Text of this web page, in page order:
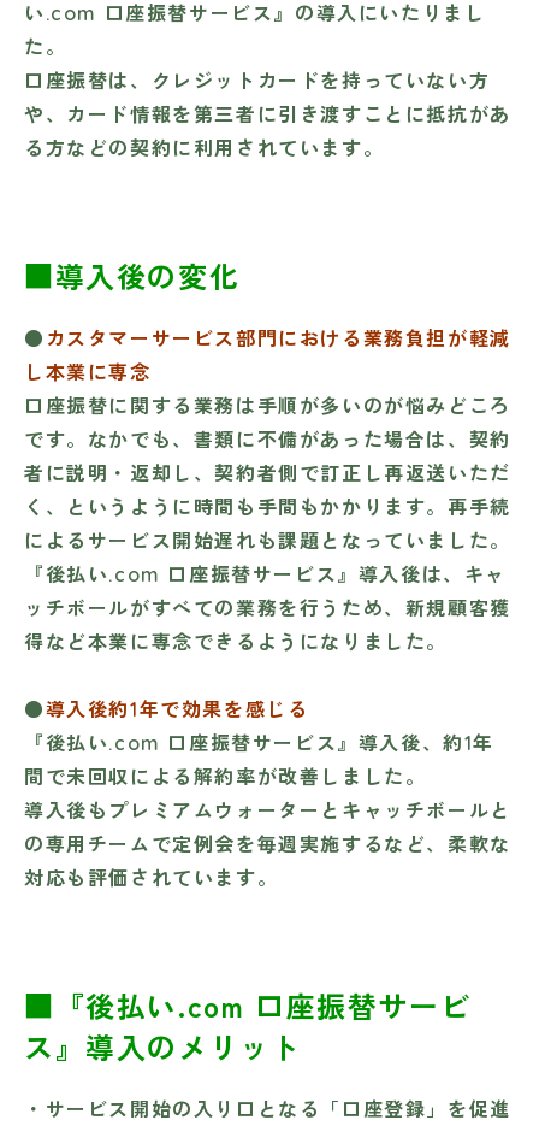
い.com 口座振替サービス』の導入にいたりまし
た。
口座振替は、クレジットカードを持っていない方
や、カード情報を第三者に引き渡すことに抵抗があ
る方などの契約に利用されています。
■導入後の変化
● カスタマーサービス部門における業務負担が軽減
し本業に専念
口座振替に関する業務は手順が多いのが悩みどころ
です。なかでも、書類に不備があった場合は、契約
者に説明・返却し、契約者側で訂正し再返送いただ
く、というように時間も手間もかかります。再手続
によるサービス開始遅れも課題となっていました。
『後払い.com 口座振替サービス』導入後は、キャ
ッチボールがすべての業務を行うため、新規顧客獲
得など本業に専念できるようになりました。
●導入後約1年で効果を感じる
『後払い.com 口座振替サービス』導入後、約1年
間で未回収による解約率が改善しました。
導入後もプレミアムウォーターとキャッチボールと
の専用チームで定例会を毎週実施するなど、柔軟な
対応も評価されています。
■『後払い.com 口座振替サービ
ス』導入のメリット
・サービス開始の入り口となる「口座登録」を促進